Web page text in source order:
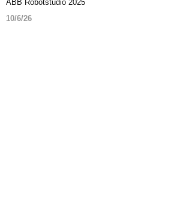
ABB Robotstudio 2025
10/6/26